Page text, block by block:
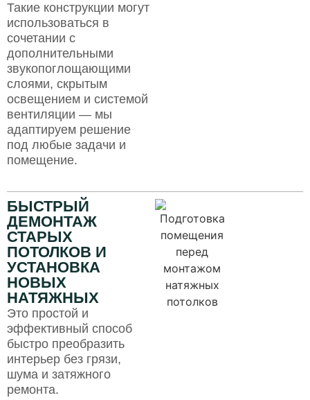
Такие конструкции могут
использоваться в
сочетании с
дополнительными
звукопоглощающими
слоями, скрытым
освещением и системой
вентиляции — мы
адаптируем решение
под любые задачи и
помещение.
БЫСТРЫЙ
ДЕМОНТАЖ
СТАРЫХ
ПОТОЛКОВ И
УСТАНОВКА
НОВЫХ
НАТЯЖНЫХ
Это простой и
эффективный способ
быстро преобразить
интерьер без грязи,
шума и затяжного
ремонта.